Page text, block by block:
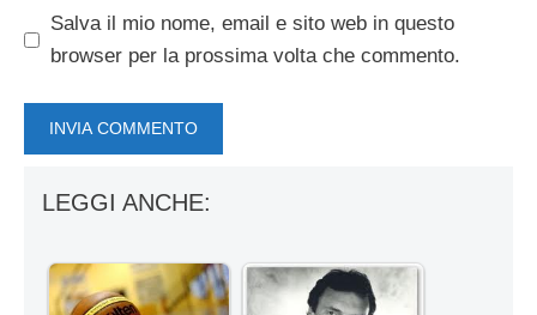
Salva il mio nome, email e sito web in questo
browser per la prossima volta che commento.
LEGGI ANCHE: